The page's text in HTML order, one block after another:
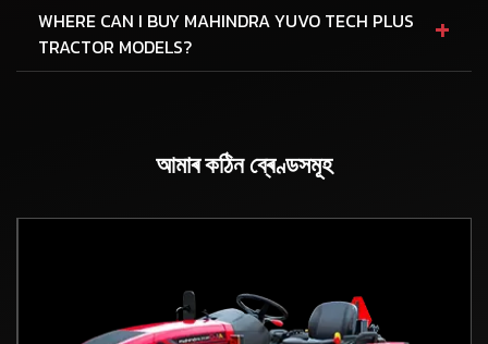
WHERE CAN I BUY MAHINDRA YUVO TECH PLUS
TRACTOR MODELS?
+
আমাৰ কঠিন ব্ৰেণ্ডসমূহ